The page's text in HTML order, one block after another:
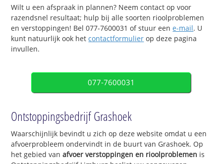
Wilt u een afspraak in plannen? Neem contact op voor
razendsnel resultaat; hulp bij alle soorten rioolproblemen
en verstoppingen! Bel 077-7600031 of stuur eene-mail. U
kunt natuurlijk ook hetcontactformulier op deze pagina
invullen.
077-7600031
Ontstoppingsbedrijf Grashoek
Waarschijnlijk bevindt u zich op deze website omdat u een
afvoerprobleem ondervindt in de buurt van Grashoek. Op
het gebied vanafvoer verstoppingen en rioolproblemen is